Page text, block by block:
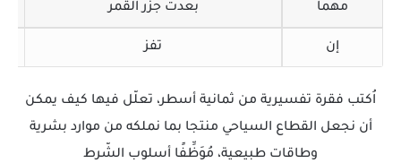
مهما بعدت جزر القمر
إن تفز
اُكتب فقرة تفسيرية من ثمانية أسطر، تعلّل فيها كيف يمكن
أن نجعل القطاع السياحي منتجا بما نملكه من موارد بشرية
وطاقات طبيعية، مُوَظِّفًا أسلوب الشّرط